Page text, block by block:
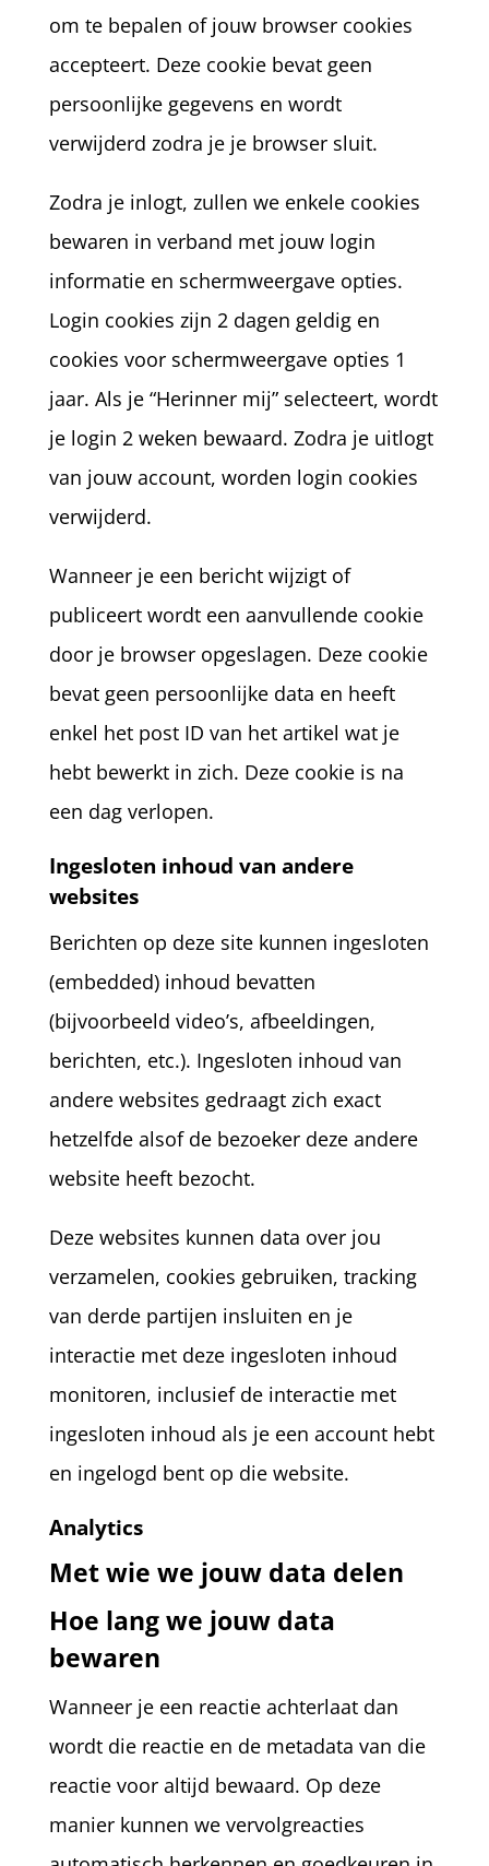
om te bepalen of jouw browser cookies
accepteert. Deze cookie bevat geen
persoonlijke gegevens en wordt
verwijderd zodra je je browser sluit.
Zodra je inlogt, zullen we enkele cookies
bewaren in verband met jouw login
informatie en schermweergave opties.
Login cookies zijn 2 dagen geldig en
cookies voor schermweergave opties 1
jaar. Als je “Herinner mij” selecteert, wordt
je login 2 weken bewaard. Zodra je uitlogt
van jouw account, worden login cookies
verwijderd.
Wanneer je een bericht wijzigt of
publiceert wordt een aanvullende cookie
door je browser opgeslagen. Deze cookie
bevat geen persoonlijke data en heeft
enkel het post ID van het artikel wat je
hebt bewerkt in zich. Deze cookie is na
een dag verlopen.
Ingesloten inhoud van andere
websites
Berichten op deze site kunnen ingesloten
(embedded) inhoud bevatten
(bijvoorbeeld video’s, afbeeldingen,
berichten, etc.). Ingesloten inhoud van
andere websites gedraagt zich exact
hetzelfde alsof de bezoeker deze andere
website heeft bezocht.
Deze websites kunnen data over jou
verzamelen, cookies gebruiken, tracking
van derde partijen insluiten en je
interactie met deze ingesloten inhoud
monitoren, inclusief de interactie met
ingesloten inhoud als je een account hebt
en ingelogd bent op die website.
Analytics
Met wie we jouw data delen
Hoe lang we jouw data
bewaren
Wanneer je een reactie achterlaat dan
wordt die reactie en de metadata van die
reactie voor altijd bewaard. Op deze
manier kunnen we vervolgreacties